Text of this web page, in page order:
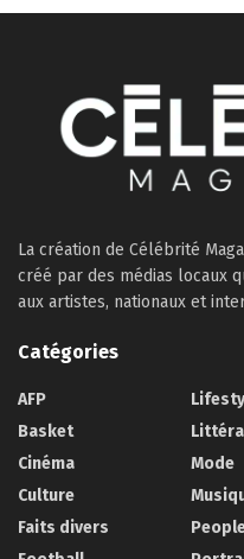
La création de Célébrité
créé par des médias locaux
aux artistes, nationaux et
Catégories
AFP
Basket
Cinéma
Culture
Faits divers
Mode